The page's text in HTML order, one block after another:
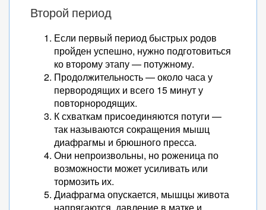
Второй период
Если первый период быстрых родов
пройден успешно, нужно подготовиться
ко второму этапу — потужному.
Продолжительность — около часа у
первородящих и всего 15 минут у
повторнородящих.
К схваткам присоединяются потуги —
так называются сокращения мышц
диафрагмы и брюшного пресса.
Они непроизвольны, но роженица по
возможности может усиливать или
тормозить их.
Диафрагма опускается, мышцы живота